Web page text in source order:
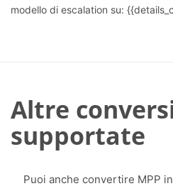
modello di escalation su:
Altre
supportate
Puoi anche convertire MPP